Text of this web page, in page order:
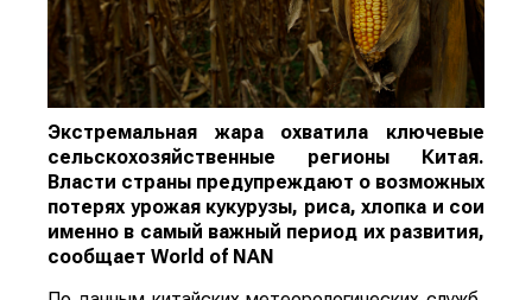
Экстремальная жара охватила ключевые
сельскохозяйственные регионы Китая.
Власти страны предупреждают о возможных
потерях урожая кукурузы, риса, хлопка и сои
именно в самый важный период их развития,
сообщает World of NAN